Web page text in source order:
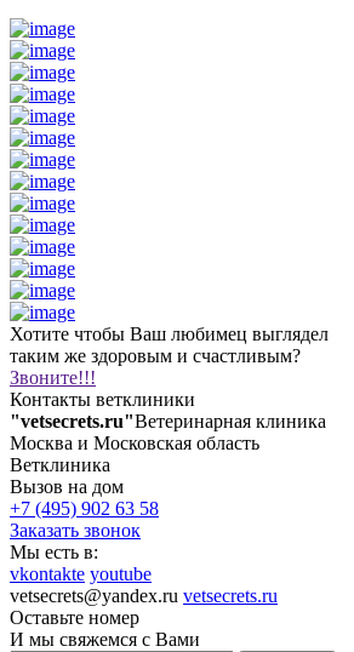
Хотите чтобы Ваш любимец выглядел
таким же здоровым и счастливым?
Звоните!!!
Контакты ветклиники
"vetsecrets.ru"Ветеринарная клиника
Москва и Московская область
Ветклиника
Вызов на дом
+7 (495) 902 63 58
Заказать звонок
Мы есть в:
vkontakte youtube
vetsecrets@yandex.ru vetsecrets.ru
Оставьте номер
И мы свяжемся с Вами